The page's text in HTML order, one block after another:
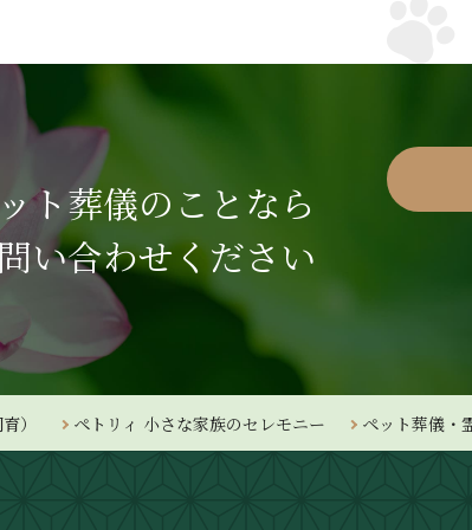
ト葬儀のことなら
い合わせください
） ペトリィ 小さな家族のセレモニー ペット葬儀・